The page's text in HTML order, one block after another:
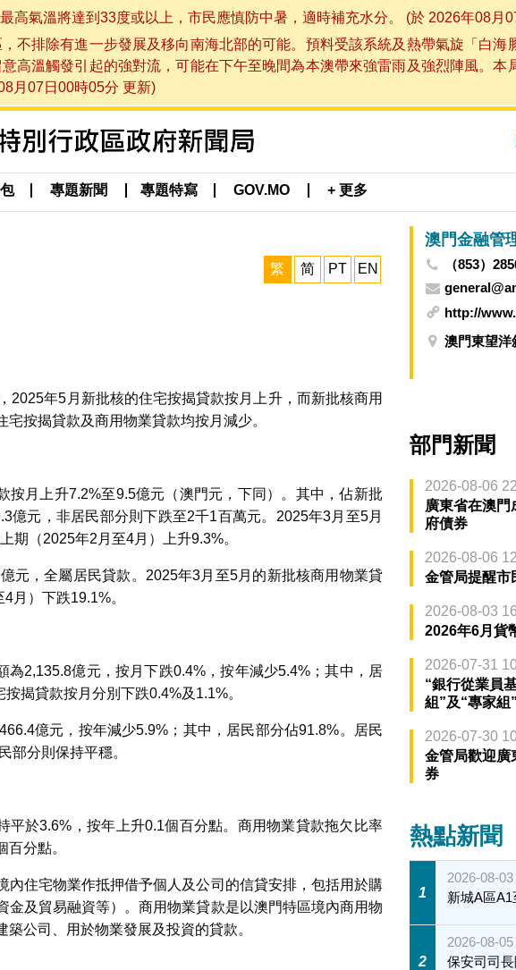
高氣溫將達到33度或以上，市民應慎防中暑，適時補充水分。 (於 2026年08月
不排除有進一步發展及移向南海北部的可能。預料受該系統及熱帶氣旋「白海
高溫觸發引起的強對流，可能在下午至晚間為本澳帶來強雷雨及強烈陣風。本
月07日00時05分 更新)
專題新聞 專題特寫 GOV.MO + 更多
繁 简 PT EN
2025年5月新批核的住宅按揭貸款按月上升，而新批核商用
按揭貸款及商用物業貸款均按月減少。
按月上升7.2%至9.5億元（澳門元，下同）。其中，佔新批
億元，非居民部分則下跌至2千1百萬元。2025年3月至5月
期（2025年2月至4月）上升9.3%。
元，全屬居民貸款。2025年3月至5月的新批核商用物業貸
月）下跌19.1%。
2,135.8億元，按月下跌0.4%，按年減少5.4%；其中，居
揭貸款按月分別下跌0.4%及1.1%。
億元，按年減少5.9%；其中，居民部分佔91.8%。居民
部分則保持平穩。
平於3.6%，按年上升0.1個百分點。商用物業貸款拖欠比率
分點。
內住宅物業作抵押借予個人及公司的信貸安排，包括用於購
及貿易融資等）。商用物業貸款是以澳門特區境內商用物
公司、用於物業發展及投資的貸款。
澳門金融管
（853）
http://
澳門東望洋
部門新聞
2026-08-06
廣東省在澳門
府債券
2026-08-06
金管局提醒市
2026-08-03
2026年6月貨
2026-07-31
“銀行從業員
組”及“專家組
2026-07-30
金管局歡迎廣
券
熱點新聞
1
2026-08-03
新城A區
2
2026-08-
保安司司